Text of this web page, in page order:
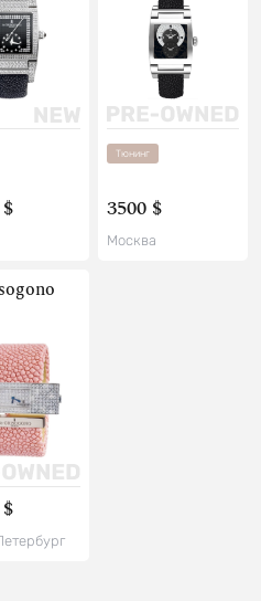
Тюнинг
3500 $
Москва